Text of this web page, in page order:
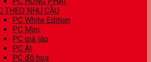
THEO NHU CẦU
PC White Edition
PC Mini
PC giả lập
PC AI
PC đồ hoạ